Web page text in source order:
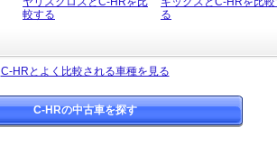
較する
る
C-HRとよく比較される車種を見る
C-HRの中古車を探す